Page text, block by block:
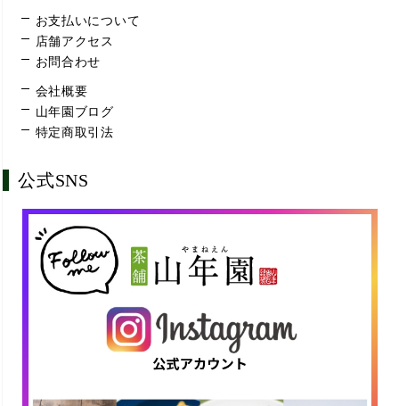
お支払いについて
店舗アクセス
お問合わせ
会社概要
山年園ブログ
特定商取引法
公式SNS